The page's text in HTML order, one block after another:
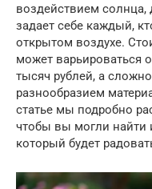
воздействием
задает себе каждый,
открытом воздухе.
может варьироваться
тысяч рублей, а
разнообразием
статье мы подробно
чтобы вы могли найти
который будет